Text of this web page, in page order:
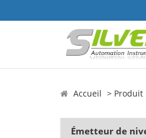
Accueil Produit
Émetteur de